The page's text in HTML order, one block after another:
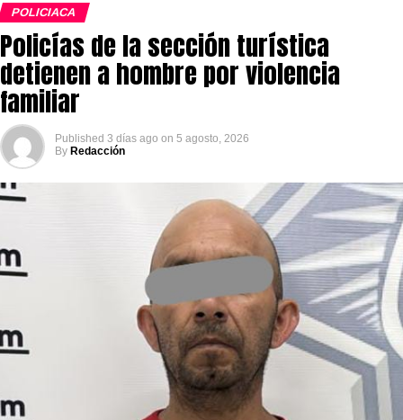
POLICIACA
Policías de la sección turística
detienen a hombre por violencia
familiar
Published 3 días ago on 5 agosto, 2026
By Redacción